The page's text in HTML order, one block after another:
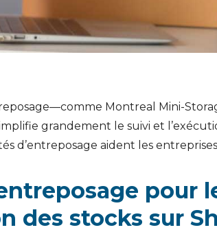
Montreal Mini-
grandement le suivi et
d’entreposage aident les
pour
des stocks sur